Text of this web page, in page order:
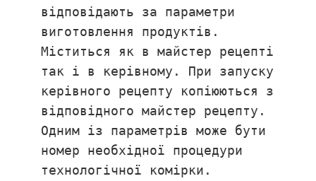
відповідають за параметри
виготовлення продуктів.
Міститься як в майстер рецепті
так і в керівному. При запуску
керівного рецепту копіюються з
відповідного майстер рецепту.
Одним із параметрів може бути
номер необхідної процедури
технологічної комірки.